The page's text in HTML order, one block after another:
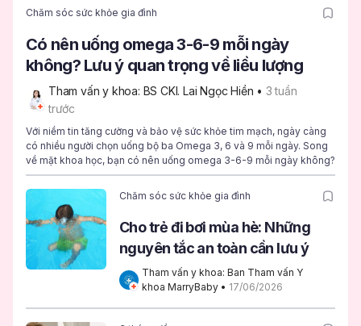
Chăm sóc sức khỏe gia đình
Có nên uống omega 3-6-9 mỗi ngày
không? Lưu ý quan trọng về liều lượng
Tham vấn y khoa: BS CKI. Lai Ngọc Hiền • 3 tuần
trước
Với niềm tin tăng cường và bảo vệ sức khỏe tim mạch, ngày càng
có nhiều người chọn uống bộ ba Omega 3, 6 và 9 mỗi ngày. Song
về mặt khoa học, bạn có nên uống omega 3-6-9 mỗi ngày không?
Chăm sóc sức khỏe gia đình
Cho trẻ đi bơi mùa hè: Những
nguyên tắc an toàn cần lưu ý
Tham vấn y khoa: Ban Tham vấn Y
khoa MarryBaby • 17/06/2026